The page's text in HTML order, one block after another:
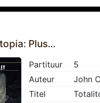
Plus...
Partituur
5
Auteur
John
Titel